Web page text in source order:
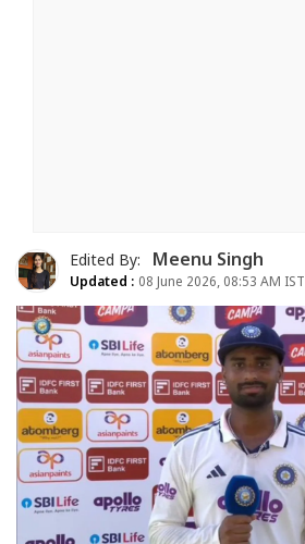
Edited By: Meenu Singh
Updated : 08 June 2026, 08:53 AM IST